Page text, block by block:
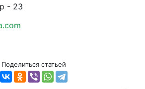
- 23
Поделиться статьей